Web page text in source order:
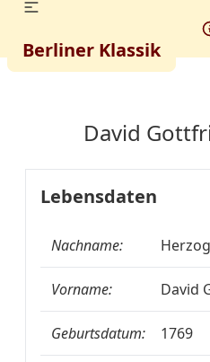
Berliner Klassik
David
Lebensdaten
Nachname: Herzog
Vorname: David
Geburtsdatum: 1769